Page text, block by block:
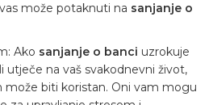
može potaknuti na sanjanje o
Ako sanjanje o banci uzrokuje
utječe na vaš svakodnevni život,
može biti koristan. Oni vam mogu